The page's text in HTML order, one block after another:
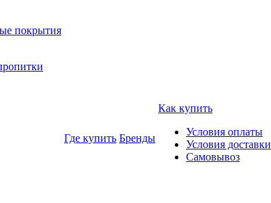
покрытия
Где купить Бренды
Как купить
Условия оплаты
Условия доставки
Самовывоз